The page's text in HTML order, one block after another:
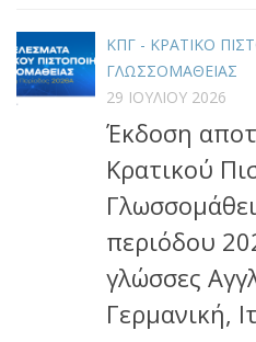
ΚΠΓ - ΚΡΑΤΙΚΟ
ΓΛΩΣΣΟΜΑΘΕΙΑΣ
29 ΙΟΥΛΊΟΥ 2026
Έκδοση
Κρατικού
περιόδου
γλώσσες
Γερμανική,